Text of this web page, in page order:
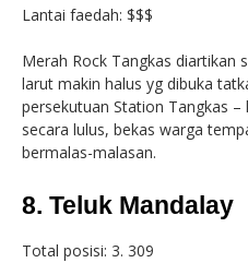
Lantai faedah: $$$
Merah Rock Tangkas diartikan
larut makin halus yg dibuka
persekutuan Station Tangkas –
secara lulus, bekas warga
bermalas-malasan.
8. Teluk Mandalay
Total posisi: 3. 309